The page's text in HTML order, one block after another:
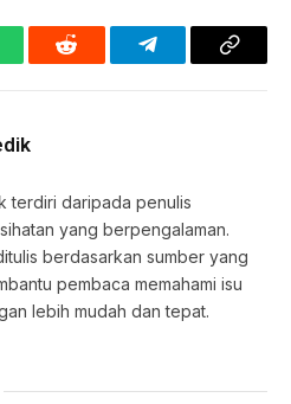
Reddit TelegramCopy
terdiri daripada penulis
yang berpengalaman.
berdasarkan sumber yang
pembaca memahami isu
lebih mudah dan tepat.